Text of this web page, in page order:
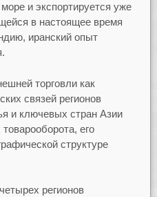
и экспортируется уже
в настоящее время
иранский опыт
торговли как
связей регионов
и ключевых стран Азии
его
структуре
регионов